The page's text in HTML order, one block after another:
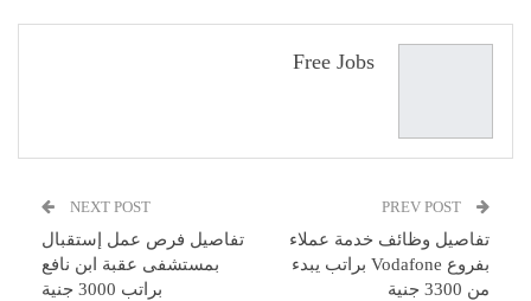
البريد الإلكتروني
Free Jobs
تفاصيل وظائف خدمة عملاء
بفروع Vodafone براتب يبدء
من 3300 جنية
NEXT POST
تفاصيل فرص عمل إستقبال
بمستشفى عقبة ابن نافع
براتب 3000 جنية